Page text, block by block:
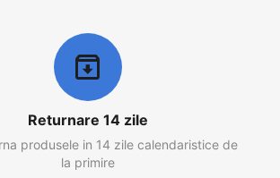
Returnare 14 zile
produsele in 14 zile calendaristice de
la primire